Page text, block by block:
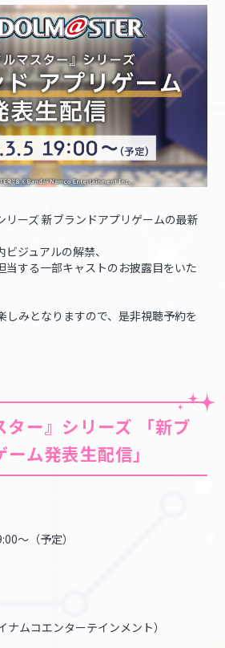
リーズ 新ブランドアプリゲームの最新
ジュアルの解禁、
当する一部キャストのお披露目をいた
しみとなりますので、是非視聴予約を
ター』シリーズ 「新ブ
ム発表生配信」
～（予定）
ムコエンターテインメント）